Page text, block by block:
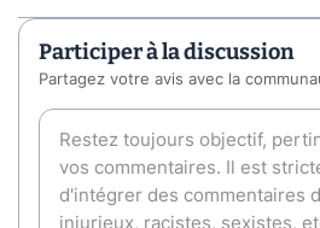
Participer à la discussion
Partagez votre avis avec la